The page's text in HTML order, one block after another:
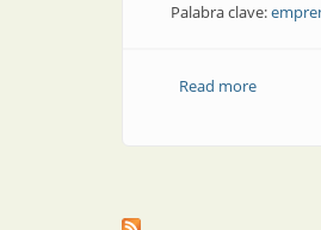
Palabra clave:
Read moreabout